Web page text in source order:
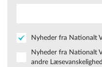
Nyheder fra Nationalt
Nyheder fra Nationalt
andre